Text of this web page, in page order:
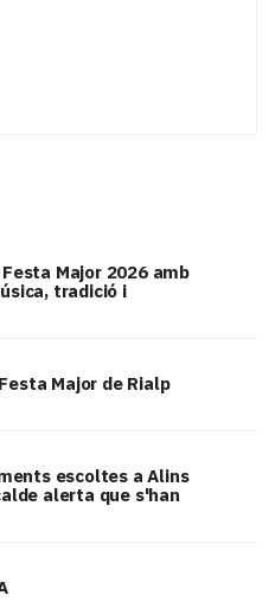
Major 2026 amb
tradició i
Major de Rialp
escoltes a Alins
alerta que s'han